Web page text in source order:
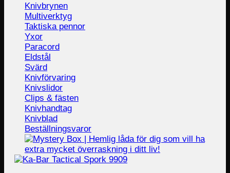
Knivbrynen
Multiverktyg
Taktiska pennor
Yxor
Paracord
Eldstål
Svärd
Knivförvaring
Knivslidor
Clips & fästen
Knivhandtag
Knivblad
Beställningsvaror